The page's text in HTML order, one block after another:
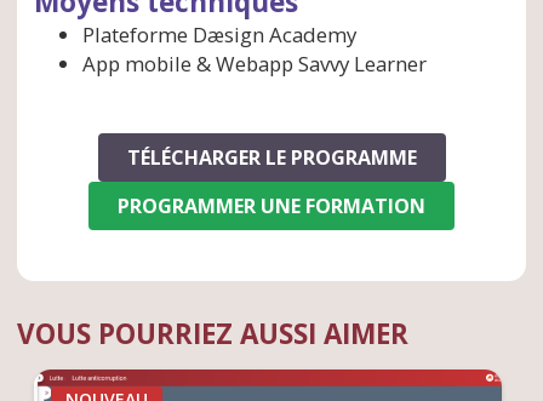
Plateforme Dæsign Academy
App mobile & Webapp Savvy Learner
TÉLÉCHARGER LE PROGRAMME
PROGRAMMER UNE FORMATION
VOUS POURRIEZ AUSSI AIMER